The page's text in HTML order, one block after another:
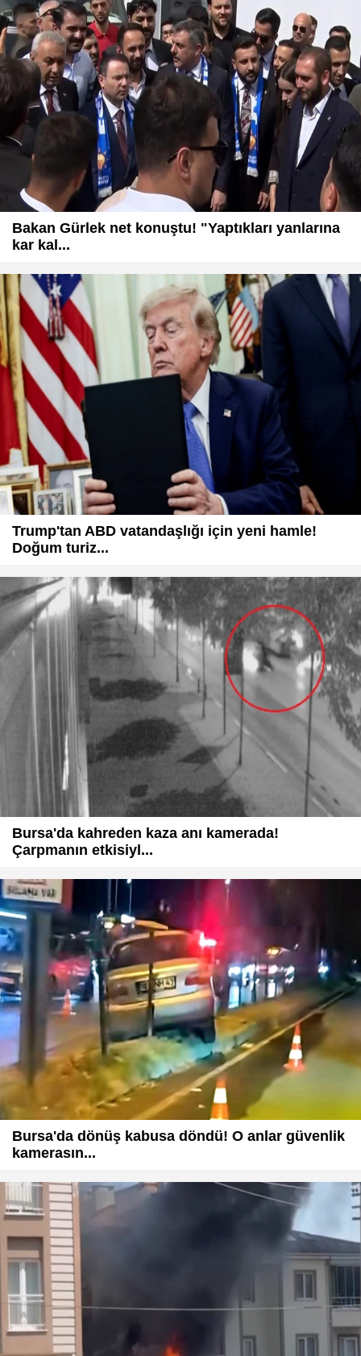
Bakan Gürlek net konuştu! "Yaptıkları yanlarına
kar kal...
Trump'tan ABD vatandaşlığı için yeni hamle!
Doğum turiz...
Bursa'da kahreden kaza anı kamerada!
Çarpmanın etkisiyl...
Bursa'da dönüş kabusa döndü! O anlar güvenlik
kamerasın...